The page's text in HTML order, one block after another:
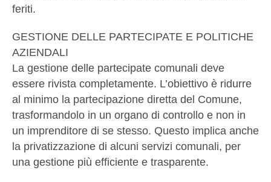
feriti.
GESTIONE DELLE PARTECIPATE E POLITICHE
AZIENDALI
La gestione delle partecipate comunali deve
essere rivista completamente. L’obiettivo è ridurre
al minimo la partecipazione diretta del Comune,
trasformandolo in un organo di controllo e non in
un imprenditore di se stesso. Questo implica anche
la privatizzazione di alcuni servizi comunali, per
una gestione più efficiente e trasparente.